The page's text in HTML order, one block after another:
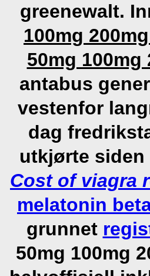
greenewalt.
100mg
50mg 100mg
antabus
vestenfor
dag
utkjørte
Cost of viagra
melatonin
grunnet
50mg 100mg